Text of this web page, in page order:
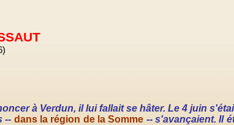
à Verdun, il lui fallait se hâter. Le 4 juin
-- dans la région de la Somme -- s'avançaient. Il